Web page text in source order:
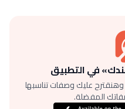
في التطبيق
عليك وصفات تناسبها
المفضلة.